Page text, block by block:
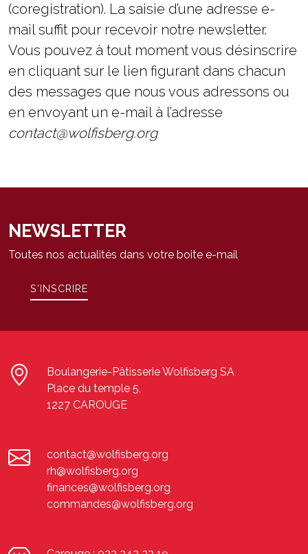
(coregistration). La saisie d’une adresse e-
mail suffit pour recevoir notre newsletter.
Vous pouvez à tout moment vous désinscrire
en cliquant sur le lien figurant dans chacun
des messages que nous vous adressons ou
en envoyant un e-mail à l’adresse
contact@wolfisberg.org
NEWSLETTER
Toutes nos actualités dans votre boite e-mail
S'INSCRIRE
Boulangerie-Pâtisserie Wolfisberg SA
Place du temple 5,
1227 CAROUGE
contact@wolfisberg.org
rh@wolfisberg.org
finances@wolfisberg.org
commandes@wolfisberg.org